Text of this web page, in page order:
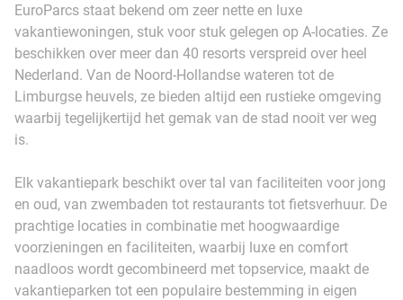
EuroParcs staat bekend om zeer nette en luxe
vakantiewoningen, stuk voor stuk gelegen op A-locaties. Ze
beschikken over meer dan 40 resorts verspreid over heel
Nederland. Van de Noord-Hollandse wateren tot de
Limburgse heuvels, ze bieden altijd een rustieke omgeving
waarbij tegelijkertijd het gemak van de stad nooit ver weg
is.
Elk vakantiepark beschikt over tal van faciliteiten voor jong
en oud, van zwembaden tot restaurants tot fietsverhuur. De
prachtige locaties in combinatie met hoogwaardige
voorzieningen en faciliteiten, waarbij luxe en comfort
naadloos wordt gecombineerd met topservice, maakt de
vakantieparken tot een populaire bestemming in eigen